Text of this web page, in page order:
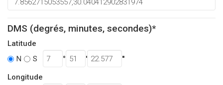
DMS (degrés, minutes, secondes)*
Latitude
N
S ° ' ''
Longitude